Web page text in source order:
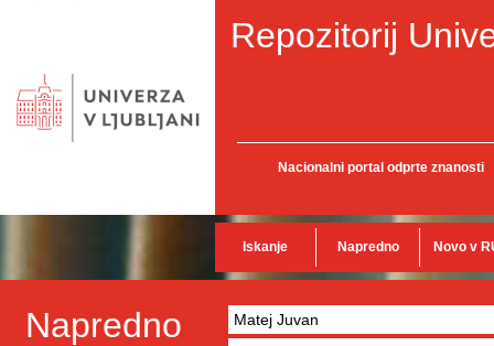
Repozitorij
Nacionalni portal odprte znanosti
Iskanje Napredno Novo v
Napredno